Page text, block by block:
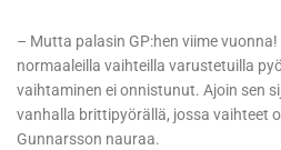
– Mutta palasin GP:hen viime
normaaleilla vaihteilla varustetuilla
vaihtaminen ei onnistunut. Ajoin sen
vanhalla brittipyörällä, jossa vaihteet
Gunnarsson nauraa.